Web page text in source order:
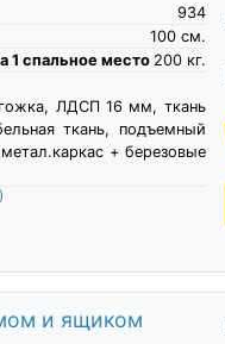
934
см.
100
1 спальное место
кг.
200
ЛДСП 16 мм, ткань
ткань, подъемный
+ березовые
и ящиком